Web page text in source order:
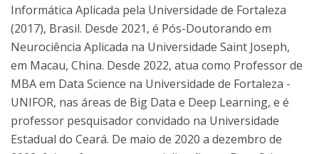
Informática Aplicada pela Universidade de Fortaleza
(2017), Brasil. Desde 2021, é Pós-Doutorando em
Neurociência Aplicada na Universidade Saint Joseph,
em Macau, China. Desde 2022, atua como Professor de
MBA em Data Science na Universidade de Fortaleza -
UNIFOR, nas áreas de Big Data e Deep Learning, e é
professor pesquisador convidado na Universidade
Estadual do Ceará. De maio de 2020 a dezembro de